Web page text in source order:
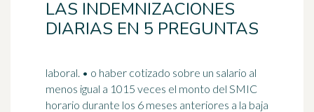
LAS INDEMNIZACIONES
DIARIAS EN 5 PREGUNTAS
laboral. • o haber cotizado sobre un salario al
menos igual a 1015 veces el monto del SMIC
horario durante los 6 meses anteriores a la baja